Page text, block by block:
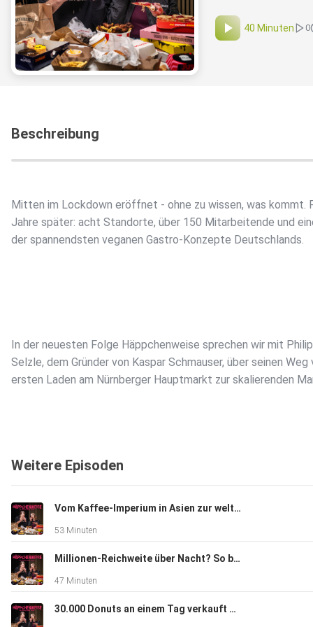
40 Minuten 0
Beschreibung
Mitten im Lockdown eröffnet - ohne zu wissen, was kommt.
Jahre später: acht Standorte, über 150 Mitarbeitende und
der spannendsten veganen Gastro-Konzepte Deutschlands.
In der neuesten Folge Häppchenweise sprechen wir mit
Selzle, dem Gründer von Kaspar Schmauser, über seinen Weg
ersten Laden am Nürnberger Hauptmarkt zur skalierenden
oder vor allem wirtschaftlich Sinn macht, wie sich die
verändert hat und ob Gäste heute wegen der Haltung
einfach, weil es gut schmeckt. Dabei geht es auch darum, wo
Grenzen veganer Konzepte liegen und warum das Thema oft
moralisch aufgeladen ist, als es vielleicht sein müsste.
Weitere Episoden
Vom Kaffee-Imperium in Asien zur weltweiten Gastro-Revolution - mit David Brunier (Delivery Hero, Flash Coffee, Cata)
53 Minuten
Millionen-Reichweite über Nacht? So baut Compleat eine Fitness-Food-Marke auf
47 Minuten
30.000 Donuts an einem Tag verkauft & jeder handgemacht - Die Brammibal's Donuts Story mit Jessica Jeworutzki